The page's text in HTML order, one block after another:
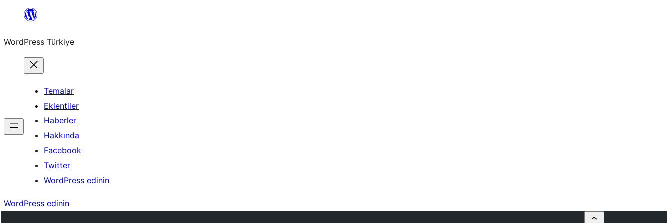
İçeriğe
WordPress Türkiye
Temalar
Eklentiler
Haberler
Hakkında
Facebook
Twitter
WordPress edinin
WordPress edinin